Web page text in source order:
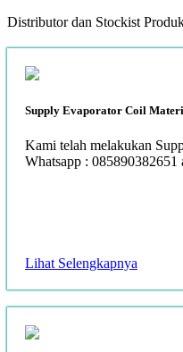
Distributor dan Stockist
Supply Evaporator Coil
Kami telah melakukan
Whatsapp : 085890382651
Lihat Selengkapnya